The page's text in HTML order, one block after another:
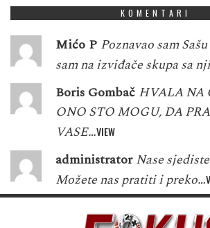
KOMENTARI
Mićo P Poznavao sam
sam na izviđače skupa sa
Boris Gombač HVALA NA
ONO STO MOGU, DA
VASE…VIEW
administrator Nase
Možete nas pratiti i preko…